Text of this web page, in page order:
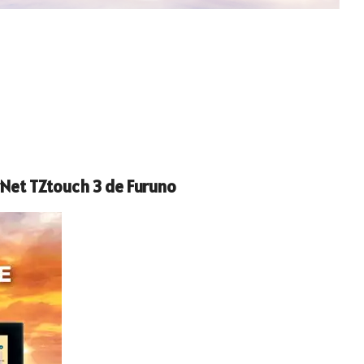
Ecrans LCD
TZtouch 3 de Furuno